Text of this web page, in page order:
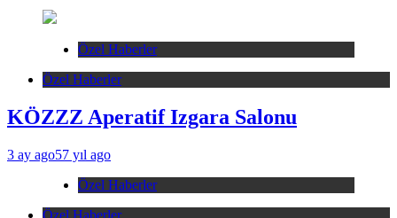
Özel Haberler
Özel Haberler
KÖZZZ Aperatif Izgara Salonu
3 ay ago57 yıl ago
Özel Haberler